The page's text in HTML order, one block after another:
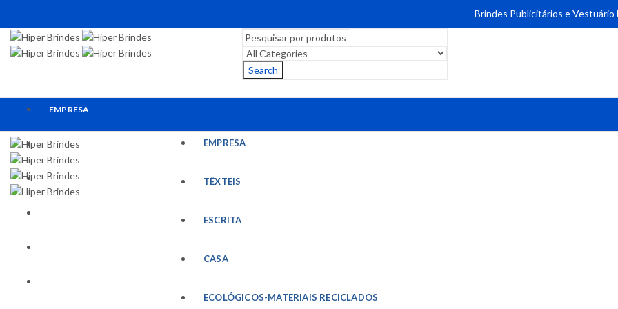
Brindes Publicitários e Vestuário
Search
EMPRESA
TÊXTEIS
ESCRITA
EMPRESA
TÊXTEIS
ESCRITA
CASA
ECOLÓGICOS-MATERIAIS RECICLADOS